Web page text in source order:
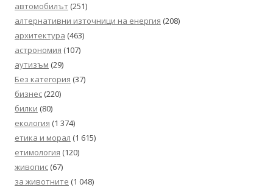
автомобилът (251)
алтернативни източници на енергия (208)
архитектура (463)
астрономия (107)
аутизъм (29)
Без категория (37)
бизнес (220)
билки (80)
екология (1 374)
етика и морал (1 615)
етимология (120)
живопис (67)
за животните (1 048)